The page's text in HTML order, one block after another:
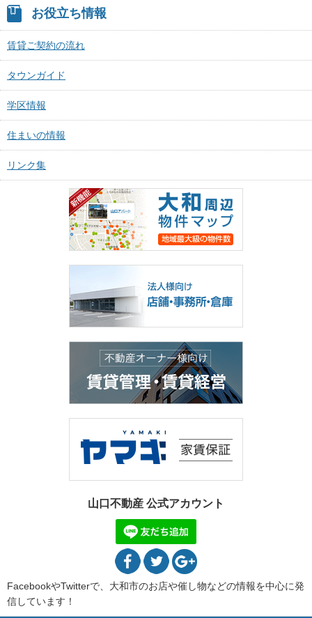
お役立ち情報
賃貸ご契約の流れ
タウンガイド
学区情報
住まいの情報
リンク集
山口不動産 公式アカウント
FacebookやTwitterで、大和市のお店や催し物などの情報を中心に発
信しています！